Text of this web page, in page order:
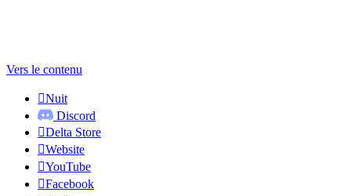
Vers le contenu
Nuit
Discord
Delta Store
Website
YouTube
Facebook